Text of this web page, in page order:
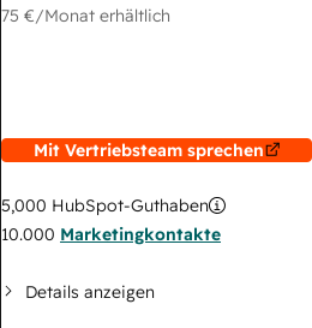
75 €/Monat erhältlich
Mit Vertriebsteam sprechen
5,000 HubSpot-Guthaben
10.000 Marketingkontakte
Details anzeigen